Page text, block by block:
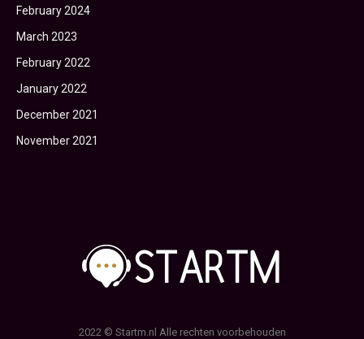
February 2024
March 2023
February 2022
January 2022
December 2021
November 2021
2022 © Startm.nl Alle rechten voorbehouden